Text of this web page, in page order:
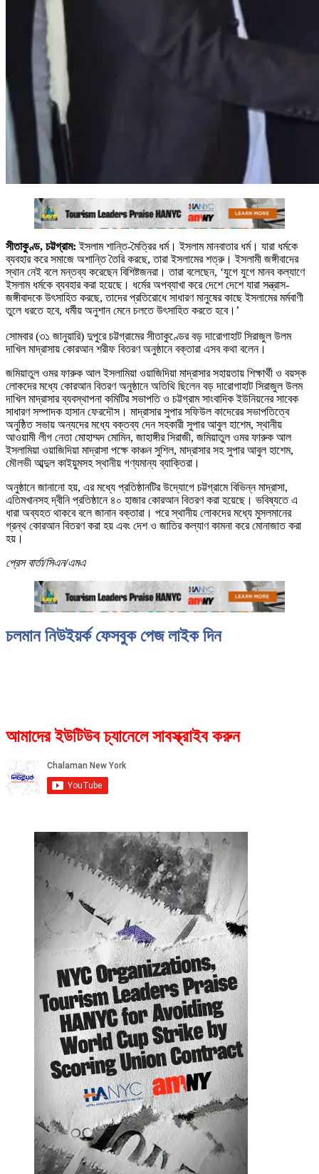
সীতাকুণ্ড, চট্টগ্রাম: ইসলাম শান্তি-মৈত্রির ধর্ম। ইসলাম মানবাতার ধর্ম। যারা ধর্মকে
ব্যবহার করে সমাজে অশান্তি তৈরি করছে, তারা ইসলামের শত্রু। ইসলামী জঙ্গীবাদের
স্থান নেই বলে মন্তব্য করেছেন বিশিষ্টজনরা। তারা বলেছেন, ‘যুগে যুগে মানব কল্যাণে
ইসলাম ধর্মকে ব্যবহার করা হয়েছে। ধর্মের অপব্যাখা করে দেশে দেশে যারা সন্ত্রাস-
জঙ্গীবাদকে উৎসাহিত করছে, তাদের প্রতিরোধে সাধারণ মানুষের কাছে ইসলামের মর্মবাণী
তুলে ধরতে হবে, ধর্মীয় অনুশান মেনে চলতে উৎসাহিত করতে হবে।’
সোমবার (৩১ জানুয়ারি) দুপুরে চট্টগ্রামের সীতাকুণ্ডের বড় দারোগাহাট সিরাজুল উলম
দাখিল মাদ্রাসায় কোরআন শরীফ বিতরণ অনুষ্ঠানে বক্তারা এসব কথা বলেন।
জমিয়াতুল ওমর ফারুক আল ইসলামিয়া ওয়াজিদিয়া মাদ্রাসার সহায়তায় শিক্ষার্থী ও বয়স্ক
লোকদের মধ্যে কোরআন বিতরণ অনুষ্ঠানে অতিথি ছিলেন বড় দারোগাহাট সিরাজুল উলম
দাখিল মাদ্রাসার ব্যবস্থাপনা কমিটির সভাপতি ও চট্টগ্রাম সাংবাদিক ইউনিয়নের সাবেক
সাধারণ সম্পাদক হাসান ফেরদৌস। মাদ্রাসার সুপার সফিউল কাদেরের সভাপতিত্বে
অনুষ্ঠিত সভায় অন্যদের মধ্যে বক্তব্য দেন সহকারী সুপার আবুল হাশেম, স্থানীয়
আওয়ামী লীগ নেতা মোহাম্মদ মোমিন, জাহাঙ্গীর সিরাজী, জমিয়াতুল ওমর ফারুক আল
ইসলামিয়া ওয়াজিদিয়া মাদ্রাসা পক্ষে কাঞ্চন সুশিল, মাদ্রাসার সহ সুপার আবুল হাশেম,
মৌলভী আব্দুল কাইয়ুমসহ স্থানীয় গণ্যমান্য ব্যাক্তিরা।
অনুষ্ঠানে জানানো হয়, এর মধ্যে প্রতিষ্ঠানটির উদ্যোগে চট্টগ্রামে বিভিন্ন মাদ্রাসা,
এতিমখানসহ দ্বীনি প্রতিষ্ঠানে ৪০ হাজার কোরআন বিতরণ করা হয়েছে। ভবিষ্যতে এ
ধারা অব্যহত থাকবে বলে জানান বক্তারা। পরে স্থানীয় লোকদের মধ্যে মুসলমানের
গ্রন্থ কোরআন বিতরণ করা হয় এবং দেশ ও জাতির কল্যাণ কামনা করে মোনাজাত করা
হয়।
প্রেস বার্তা/সিএন/এমএ
চলমান নিউইয়র্ক ফেসবুক পেজ লাইক দিন
আমাদের ইউটিউব চ্যানেলে সাবস্ক্রাইব করুন